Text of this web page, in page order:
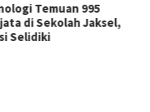
dan Ribuan
Ditemukan di Ruang
Pengurus Sekolah